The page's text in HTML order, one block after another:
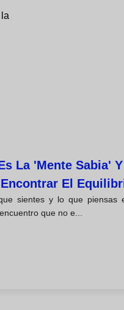
La 'mente Sabia' Y
El
Y Razón?
sientes y lo que piensas
que no e...